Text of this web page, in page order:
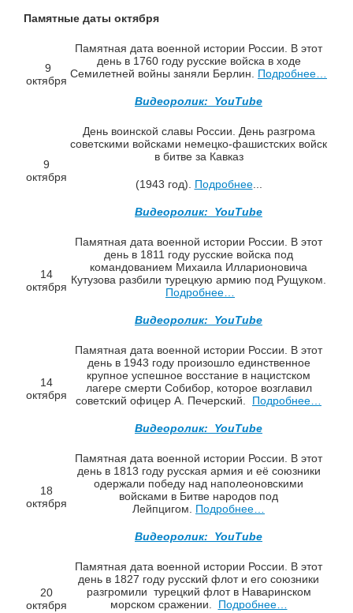
Памятные даты октября
9
октября
Памятная дата военной истории России. В этот
день в 1760 году русские войска в ходе
Семилетней войны заняли Берлин. Подробнее…
Видеоролик: YouTube
9
октября
День воинской славы России. День разгрома
советскими войсками немецко-фашистских войск
в битве за Кавказ
(1943 год). Подробнее...
Видеоролик: YouTube
14
октября
Памятная дата военной истории России. В этот
день в 1811 году русские войска под
командованием Михаила Илларионовича
Кутузова разбили турецкую армию под Рущуком.
Подробнее…
Видеоролик: YouTube
14
октября
Памятная дата военной истории России. В этот
день в 1943 году произошло единственное
крупное успешное восстание в нацистском
лагере смерти Собибор, которое возглавил
советский офицер А. Печерский. Подробнее…
Видеоролик: YouTube
18
октября
Памятная дата военной истории России. В этот
день в 1813 году русская армия и её союзники
одержали победу над наполеоновскими
войсками в Битве народов под
Лейпцигом. Подробнее…
Видеоролик: YouTube
20
октября
Памятная дата военной истории России. В этот
день в 1827 году русский флот и его союзники
разгромили турецкий флот в Наваринском
морском сражении. Подробнее…